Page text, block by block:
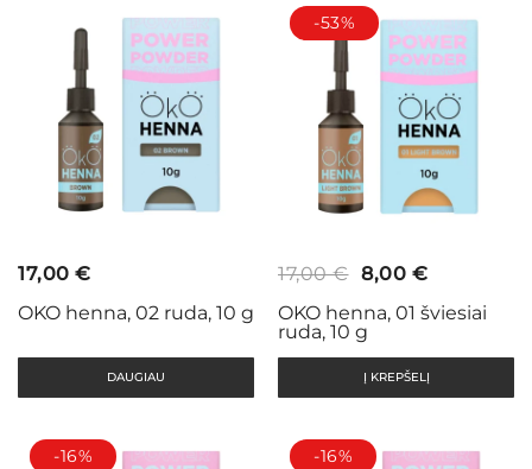
17,00 €
OKO henna, 02 ruda, 10 g
DAUGIAU
-53%
17,00€ Original
price
was:
17,00 €.
8,00 €Current
price
8,00 €.
OKO henna, 01 šviesiai
ruda, 10 g
Į KREPŠELĮ
-16% -16%